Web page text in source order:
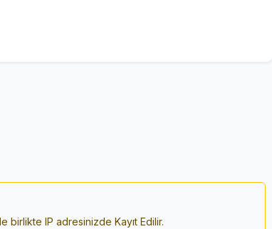
birlikte IP adresinizde Kayıt Edilir.